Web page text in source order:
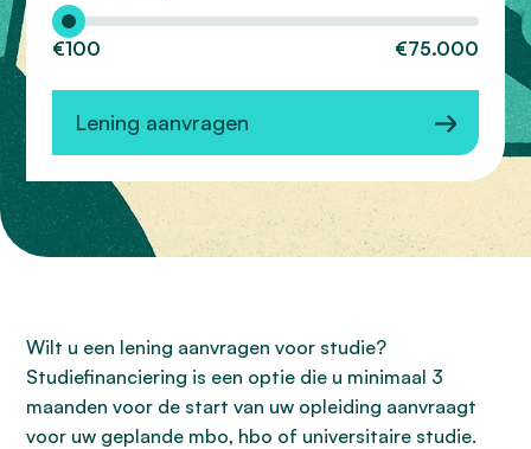
€100 €75.000
Lening aanvragen
Wilt u een lening aanvragen voor studie?
Studiefinanciering is een optie die u minimaal 3
maanden voor de start van uw opleiding aanvraagt
voor uw geplande mbo, hbo of universitaire studie.